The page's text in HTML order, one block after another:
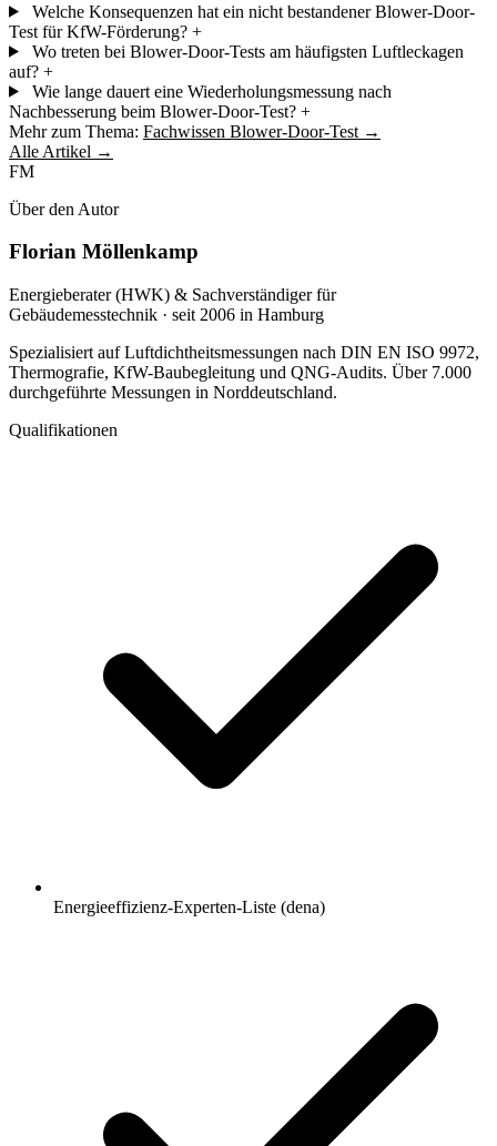
Welche Konsequenzen hat ein nicht bestandener Blower-Door-
Test für KfW-Förderung? +
Wo treten bei Blower-Door-Tests am häufigsten Luftleckagen
auf? +
Wie lange dauert eine Wiederholungsmessung nach
Nachbesserung beim Blower-Door-Test? +
Mehr zum Thema: Fachwissen Blower-Door-Test →
Alle Artikel →
FM
Über den Autor
Florian Möllenkamp
Energieberater (HWK) & Sachverständiger für
Gebäudemesstechnik · seit 2006 in Hamburg
Spezialisiert auf Luftdichtheitsmessungen nach DIN EN ISO 9972,
Thermografie, KfW-Baubegleitung und QNG-Audits. Über 7.000
durchgeführte Messungen in Norddeutschland.
Qualifikationen
Energieeffizienz-Experten-Liste (dena)